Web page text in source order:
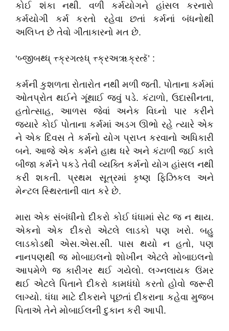
કોઈ શંકા નથી. વળી કર્મયોગને હાંસલ કરનારો
કર્મયોગી કર્મ કરતો રહેવા છતાં કર્મનાં બંધનોથી
અલિપ્ત છે તેવો ગીતાકારનો મત છે.
‘બ્જીબથ્ધ્ ત્ત્ક્રગઌધ્ ત્ત્ક્રઅૠક્રઌૅ’ :
કર્મની કુશળતા રોતારોત નથી મળી જતી. પોતાના કર્મમાં
ઓતપ્રોત થઈને ગૂંથાઈ જવું પડે. કંટાળો, ઉદાસીનતા,
હતોત્સાહ, આળસ જેવાં અનેક વિઘ્નો પાર કરીને
જ્યારે કોઈ પોતાના કર્મમાં અડગ ઊભો રહે ત્યારે એક
ને એક દિવસ તે કર્મનો યોગ પ્રાપ્ત કરવાનો અધિકારી
બને. આજે એક કર્મને હાથ ધરે અને કંટાળી જઈ કાલે
બીજા કર્મને પકડે તેવી વ્યક્તિ કર્મનો યોગ હાંસલ નથી
કરી શકતી. પ્રથમ સૂત્રમાં કૃષ્ણ ફિઝિકલ અને
મેન્ટલ સ્થિરતાની વાત કરે છે.
મારા એક સંબંધીનો દીકરો કોઈ ધંધામાં સેટ જ ન થાય.
એકનો એક દીકરો એટલે લાડકો પણ ખરો. બહુ
લાડકોડથી એસ.એસ.સી. પાસ થયો ન હતો, પણ
નાનપણથી જ મોબાઇલનો શોખીન એટલે મોબાઇલનો
આપમેળે જ કારીગર થઈ ગયેલો. લગ્નલાયક ઉંમર
થઈ એટલે પિતાને દીકરો કામધંધો કરતો હોવો જરૂરી
લાગ્યો. ધંધા માટે દીકરાને પૂછતાં દીકરાના કહેવા મુજબ
પિતાએ તેને મોબાઈલની દુકાન કરી આપી.